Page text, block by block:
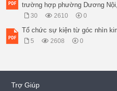
trường hợp phường Dương
30 2610 0
Tổ chức sự kiện từ góc nhìn
5 2608 0
Trợ Giúp